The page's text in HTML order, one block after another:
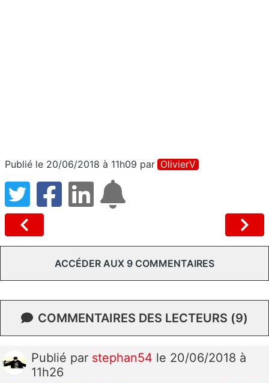
Publié le 20/06/2018 à 11h09 par OlivierV
ACCÉDER AUX 9 COMMENTAIRES
COMMENTAIRES DES LECTEURS (9)
Publié par stephan54 le 20/06/2018 à
11h26